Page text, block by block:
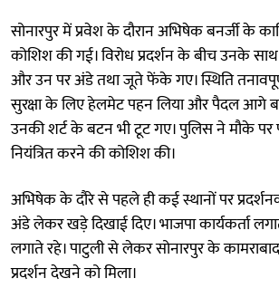
सोनारपुर में प्रवेश के दौरान अभिषेक बनर्जी के
कोशिश की गई। विरोध प्रदर्शन के बीच उनके
और उन पर अंडे तथा जूते फेंके गए। स्थिति
सुरक्षा के लिए हेलमेट पहन लिया और पैदल आगे
उनकी शर्ट के बटन भी टूट गए। पुलिस ने मौके
नियंत्रित करने की कोशिश की।
अभिषेक के दौरे से पहले ही कई स्थानों पर
अंडे लेकर खड़े दिखाई दिए। भाजपा कार्यकर्ता
लगाते रहे। पाटुली से लेकर सोनारपुर के
प्रदर्शन देखने को मिला।